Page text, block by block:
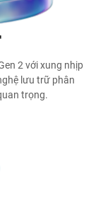
2 với xung nhịp
lưu trữ phân
trọng.